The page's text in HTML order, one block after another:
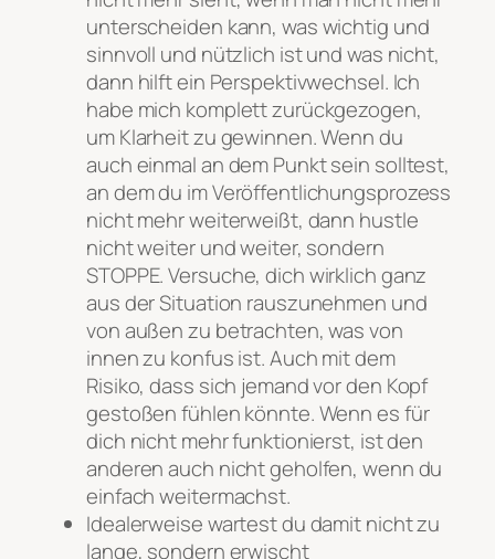
unterscheiden kann, was wichtig und
sinnvoll und nützlich ist und was nicht,
dann hilft ein Perspektivwechsel. Ich
habe mich komplett zurückgezogen,
um Klarheit zu gewinnen. Wenn du
auch einmal an dem Punkt sein solltest,
an dem du im Veröffentlichungsprozess
nicht mehr weiterweißt, dann hustle
nicht weiter und weiter, sondern
STOPPE. Versuche, dich wirklich ganz
aus der Situation rauszunehmen und
von außen zu betrachten, was von
innen zu konfus ist. Auch mit dem
Risiko, dass sich jemand vor den Kopf
gestoßen fühlen könnte. Wenn es für
dich nicht mehr funktionierst, ist den
anderen auch nicht geholfen, wenn du
einfach weitermachst.
Idealerweise wartest du damit nicht zu
lange, sondern erwischt